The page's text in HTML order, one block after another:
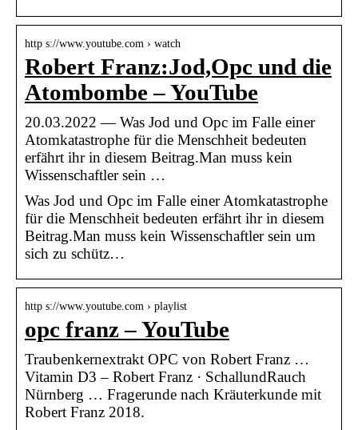
http s://www.youtube.com › watch
Robert Franz:Jod,Opc und die
Atombombe – YouTube
20.03.2022 — Was Jod und Opc im Falle einer
Atomkatastrophe für die Menschheit bedeuten
erfährt ihr in diesem Beitrag.Man muss kein
Wissenschaftler sein …
Was Jod und Opc im Falle einer Atomkatastrophe
für die Menschheit bedeuten erfährt ihr in diesem
Beitrag.Man muss kein Wissenschaftler sein um
sich zu schütz…
http s://www.youtube.com › playlist
opc franz – YouTube
Traubenkernextrakt OPC von Robert Franz …
Vitamin D3 – Robert Franz · SchallundRauch
Nürnberg … Fragerunde nach Kräuterkunde mit
Robert Franz 2018.